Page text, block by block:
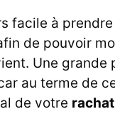
facile à
de pouvoir
Une grande
au terme de
de votre